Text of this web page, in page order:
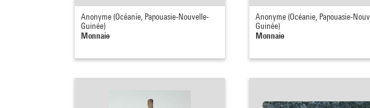
Anonyme (Océanie, Papouasie-Nouvelle-
Guinée)
Monnaie
Anonyme (Océanie, Papouasie-
Guinée)
Monnaie